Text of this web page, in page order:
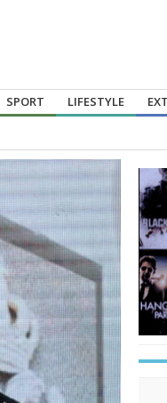
SPORT LIFESTYLE